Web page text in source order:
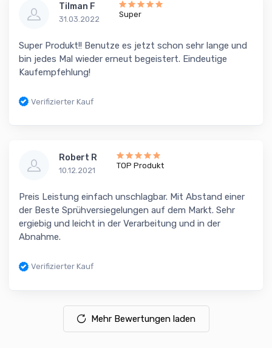
Tilman F
31.03.2022
Super
Super Produkt!! Benutze es jetzt schon sehr lange und
bin jedes Mal wieder erneut begeistert. Eindeutige
Kaufempfehlung!
Verifizierter Kauf
Robert R
10.12.2021
TOP Produkt
Preis Leistung einfach unschlagbar. Mit Abstand einer
der Beste Sprühversiegelungen auf dem Markt. Sehr
ergiebig und leicht in der Verarbeitung und in der
Abnahme.
Verifizierter Kauf
Mehr Bewertungen laden